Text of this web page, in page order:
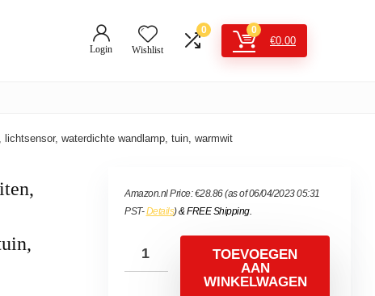
Login Wishlist
0 0
€0.00
waterdichte wandlamp, tuin, warmwit
Amazon.nl Price:€28.86(as of 06/04/2023 05:31
PST-Details)&FREE Shipping.
TOEVOEGEN
AAN
WINKELWAGEN